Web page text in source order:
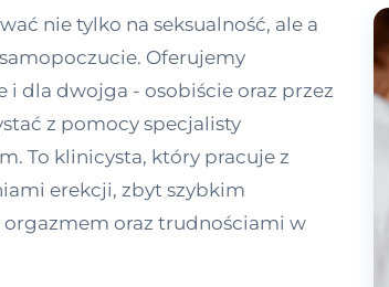
nie tylko na seksualność, ale a
Oferujemy
dla dwojga - osobiście oraz przez
z pomocy specjalisty
To klinicysta, który pracuje z
erekcji, zbyt szybkim
oraz trudnościami w